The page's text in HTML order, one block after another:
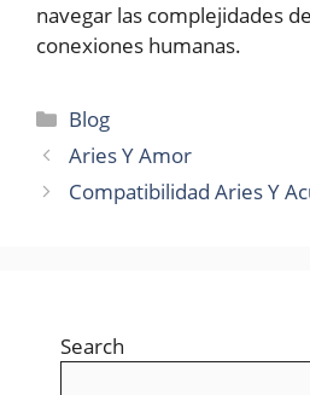
navegar las complejidades
conexiones humanas.
Categories
Blog
Aries Y Amor
Compatibilidad Aries Y
Search